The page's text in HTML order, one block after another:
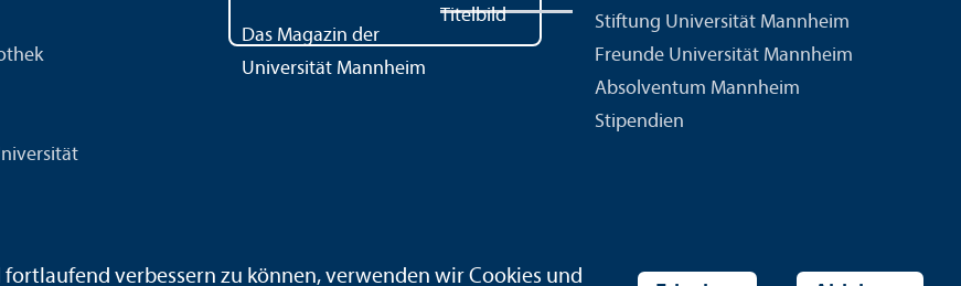
Das Magazin der
Universität Mannheim
Stiftung Universität Mannheim
Freunde Universität Mannheim
Absolventum Mannheim
Stipendien
verbessern zu können, verwenden wir Cookies und